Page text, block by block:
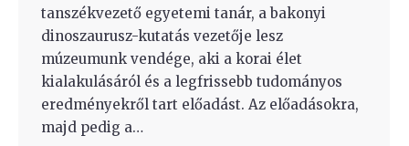
tanszékvezető egyetemi tanár, a bakonyi
dinoszaurusz-kutatás vezetője lesz
múzeumunk vendége, aki a korai élet
kialakulásáról és a legfrissebb tudományos
eredményekről tart előadást. Az előadásokra,
majd pedig a…